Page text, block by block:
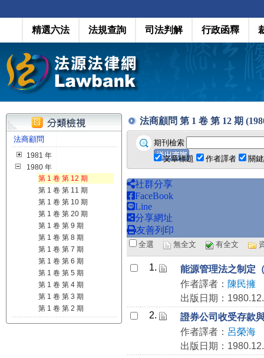
精選六法 法規查詢 司法判解 行政函釋
法商顧問
1981 年
1980 年
第 1 卷 第 12 期
第 1 卷 第 11 期
第 1 卷 第 10 期
第 1 卷 第 20 期
第 1 卷 第 9 期
第 1 卷 第 8 期
第 1 卷 第 7 期
第 1 卷 第 6 期
第 1 卷 第 5 期
第 1 卷 第 4 期
第 1 卷 第 3 期
第 1 卷 第 2 期
法商顧問 第 1 卷 第 12 期
期刊檢索
文章標題
作者譯者 關
社群分享
FaceBook
Line
分享網址
友善列印
全選 無全文 有全文
1.
能源管理法之制定
作者譯者： 陳民擁
出版日期：
2.
證券公司收受存款
作者譯者： 呂榮海
出版日期：